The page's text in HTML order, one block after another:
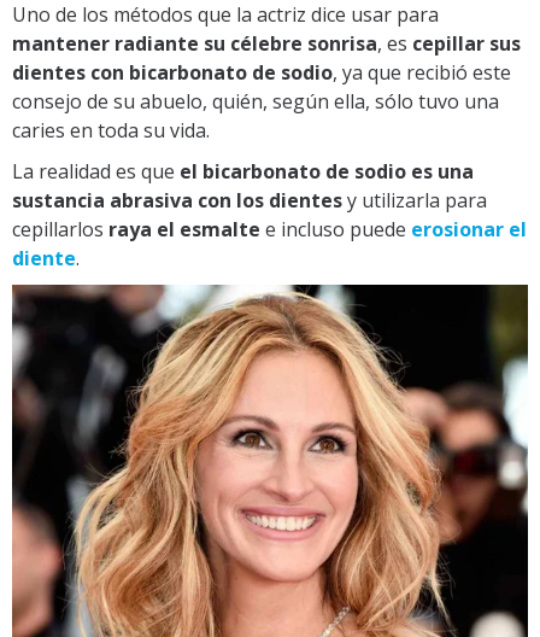
Uno de los métodos que la actriz dice usar para
mantener radiante su célebre sonrisa, es cepillar sus
dientes con bicarbonato de sodio, ya que recibió este
consejo de su abuelo, quién, según ella, sólo tuvo una
caries en toda su vida.
La realidad es que el bicarbonato de sodio es una
sustancia abrasiva con los dientesy utilizarla para
cepillarlos raya el esmalte e incluso puede erosionar el
diente.